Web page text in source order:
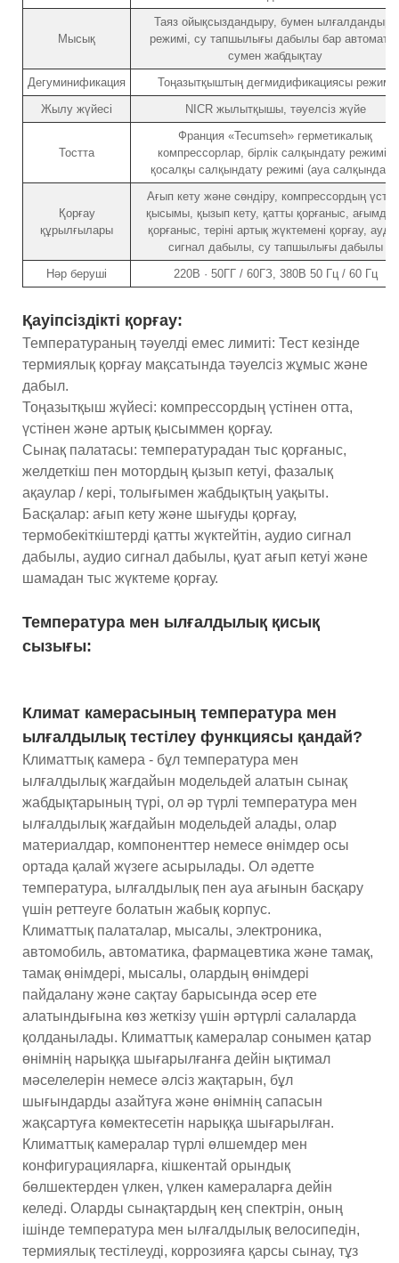
Мысық
Таяз ойықсыздандыру, бумен ылғалдандыру
режимі, су тапшылығы дабылы бар
сумен жабдықтау
Дегуминификация
Тоңазытқыштың дегмидификациясы режимі
Жылу жүйесі
NICR жылытқышы, тәуелсіз жүйе
Тостта
Франция «Tecumseh» герметикалық
компрессорлар, бірлік салқындату режимі /
қосалқы салқындату режимі (ауа
Қорғау
құрылғылары
Ағып кету және сөндіру, компрессордың
қысымы, қызып кету, қатты қорғаныс,
қорғаныс, теріні артық жүктемені қорғау,
сигнал дабылы, су тапшылығы дабылы
Нәр беруші
220В · 50ГГ / 60ГЗ, 380В 50 Гц / 60 Гц
Қауіпсіздікті қорғау:
Температураның тәуелді емес лимиті: Тест кезінде
термиялық қорғау мақсатында тәуелсіз жұмыс және
дабыл.
Тоңазытқыш жүйесі: компрессордың үстінен отта,
үстінен және артық қысыммен қорғау.
Сынақ палатасы: температурадан тыс қорғаныс,
желдеткіш пен мотордың қызып кетуі, фазалық
ақаулар / кері, толығымен жабдықтың уақыты.
Басқалар: ағып кету және шығуды қорғау,
термобекіткіштерді қатты жүктейтін, аудио сигнал
дабылы, аудио сигнал дабылы, қуат ағып кетуі және
шамадан тыс жүктеме қорғау.
Температура мен ылғалдылық қисық
сызығы:
Климат камерасының температура мен
ылғалдылық тестілеу функциясы қандай?
Климаттық камера - бұл температура мен
ылғалдылық жағдайын модельдей алатын сынақ
жабдықтарының түрі, ол әр түрлі температура мен
ылғалдылық жағдайын модельдей алады, олар
материалдар, компоненттер немесе өнімдер осы
ортада қалай жүзеге асырылады. Ол әдетте
температура, ылғалдылық пен ауа ағынын басқару
үшін реттеуге болатын жабық корпус.
Климаттық палаталар, мысалы, электроника,
автомобиль, автоматика, фармацевтика және тамақ,
тамақ өнімдері, мысалы, олардың өнімдері
пайдалану және сақтау барысында әсер ете
алатындығына көз жеткізу үшін әртүрлі салаларда
қолданылады. Климаттық камералар сонымен қатар
өнімнің нарыққа шығарылғанға дейін ықтимал
мәселелерін немесе әлсіз жақтарын, бұл
шығындарды азайтуға және өнімнің сапасын
жақсартуға көмектесетін нарыққа шығарылған.
Климаттық камералар түрлі өлшемдер мен
конфигурацияларға, кішкентай орындық
бөлшектерден үлкен, үлкен камераларға дейін
келеді. Оларды сынақтардың кең спектрін, оның
ішінде температура мен ылғалдылық велосипедін,
термиялық тестілеуді, коррозияға қарсы сынау, тұз